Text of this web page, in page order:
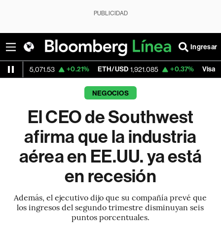
PUBLICIDAD
Ingresar
+0.21% ETH/USD 1,921.085 +0.37% Visa 362.50
NEGOCIOS
El CEO de Southwest
afirma que la industria
aérea en EE.UU. ya está
en recesión
Además, el ejecutivo dijo que su compañía prevé que
los ingresos del segundo trimestre disminuyan seis
puntos porcentuales.